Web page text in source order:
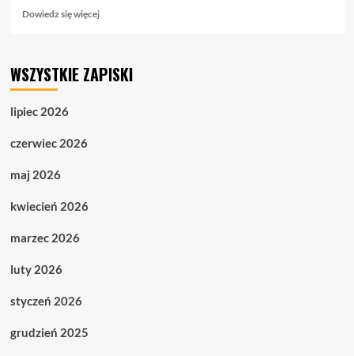
Dowiedz się więcejDowiedz
23.02.
WSZYSTKIE ZAPISKI
lipiec 2026
czerwiec 2026
maj 2026
kwiecień 2026
marzec 2026
luty 2026
styczeń 2026
grudzień 2025